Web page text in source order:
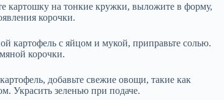
картошку на тонкие кружки, выложите в форму,
корочки.
картофель с яйцом и мукой, приправьте солью.
корочки.
добавьте свежие овощи, такие как
Украсить зеленью при подаче.